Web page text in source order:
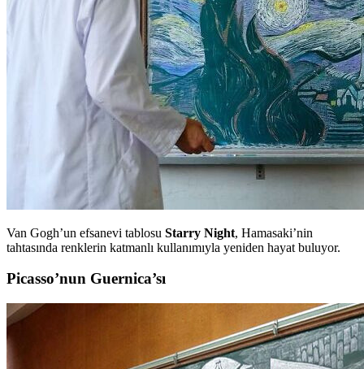
Van Gogh’un efsanevi tablosu Starry Night, Hamasaki’nin
tahtasında renklerin katmanlı kullanımıyla yeniden hayat buluyor.
Picasso’nun Guernica’sı